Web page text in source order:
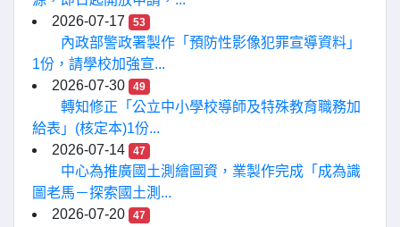
2026-07-17
53
內政部警政署製作「預防性影像犯罪宣導資料」
1份，請學校加強宣...
2026-07-30
49
轉知修正「公立中小學校導師及特殊教育職務加
給表」(核定本)1份...
2026-07-14
47
中心為推廣國土測繪圖資，業製作完成「成為識
圖老馬－探索國土測...
2026-07-20
47